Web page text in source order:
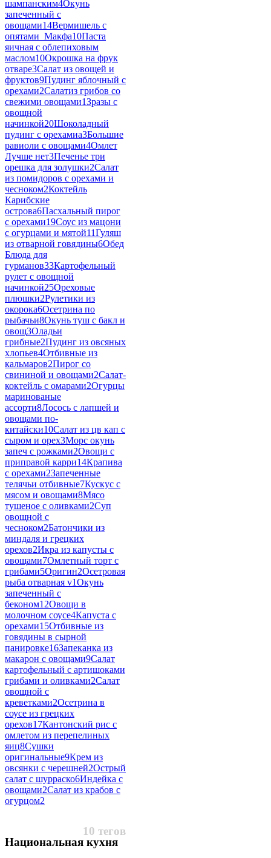
шампанским4Окунь
запеченный с
овощами14Вермишель с
опятами_Макфа10Паста
яичная с облепиховым
маслом10Окрошка на фрук
отваре3Салат из овощей и
фруктов9Пудинг яблочный с
орехами2Салатиз грибов со
свежими овощами1Зразы с
овощной
начинкой20Шоколадный
пудинг с орехамиa3Большие
равиоли с овощами4Омлет
Лучше нет3Печенье три
орешка для золушки2Салат
из помидоров с орехами и
чесноком2Коктейль
Карибские
острова6Пасхальный пирог
с орехами19Соус из мацони
с огурцами и мятой11Гуляш
из отварной говядины6Обед
Блюда для
гурманов33Картофельный
рулет с овощной
начинкой25Ореховые
плюшки2Рулетики из
окорока6Осетрина по
рыбачьи8Окунь туш с бакл и
овощ3Оладьи
грибные2Пудинг из овсяных
хлопьев4Отбивные из
кальмаров2Пирог со
свининой и овощами2Салат-
коктейль с омарами2Огурцы
маринованые
ассорти8Лосось с лапшей и
овощами по-
китайски10Салат из цв кап с
сыром и орех3Морс окунь
запеч с рожками2Овощи с
приправой карри14Крапива
с орехами2Запеченные
телячьи отбивные7Кускус с
мясом и овощами8Мясо
тушеное с оливками2Суп
овощной с
чесноком2Батончики из
миндаля и грецких
орехов2Икра из капусты с
овощами7Омлетный торт с
грибами5Оригин2Осетровая
рыба отварная v1Окунь
запеченный с
беконом12Овощи в
молочном соусе4Капуста с
орехами15Отбивные из
говядины в сырной
панировке16Запеканка из
макарон с овощами9Салат
картофельный с артишоками
грибами и оливками2Салат
овощной с
креветками2Осетрина в
соусе из грецких
орехов17Кантонский рис с
омлетом из перепелиных
яиц8Сушки
оригинальные9Крем из
овсянки с черешней2Острый
салат с шурраско6Индейка с
овощами2Салат из крабов с
огурцом2
10 тегов
Национальная кухня